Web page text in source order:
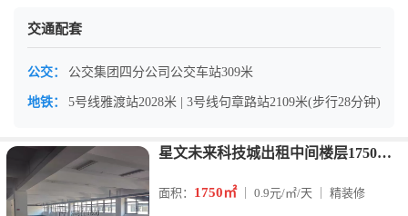
交通配套
公交： 公交集团四分公司公交车站309米
地铁： 5号线雅渡站2028米 | 3号线句章路站2109米(步行28分钟)
星文未来科技城出租中间楼层1750平方 ​环氧地坪/精装办公
面积： 1750㎡｜ 0.9元/㎡/天 ｜ 精装修